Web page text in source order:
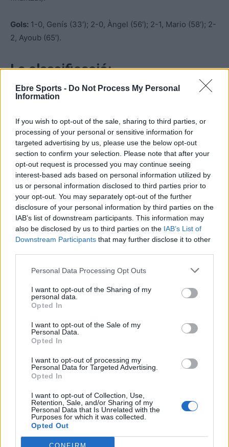
Ebre Sports - Do Not Process My Personal
Information
If you wish to opt-out of the sale, sharing to third parties, or
processing of your personal or sensitive information for
targeted advertising by us, please use the below opt-out
section to confirm your selection. Please note that after your
opt-out request is processed you may continue seeing
interest-based ads based on personal information utilized by
us or personal information disclosed to third parties prior to
your opt-out. You may separately opt-out of the further
disclosure of your personal information by third parties on the
IAB’s list of downstream participants. This information may
also be disclosed by us to third parties on the IAB’s List of
Downstream Participants that may further disclose it to other
Personal Data Processing Opt Outs
I want to opt-out of the Sharing of my
personal data.
Opted In
I want to opt-out of the Sale of my
Personal Data.
Opted In
I want to opt-out of processing my
Personal Data for Targeted Advertising.
Opted In
I want to opt-out of Collection, Use,
Retention, Sale, and/or Sharing of my
Personal Data that Is Unrelated with the
Purposes for which it was collected.
Opted Out
CONFIRM
Gols: 1-0, Genís (33′); 2-0, Àngel (56′); 2-1, Mario (58′); 2-
2, Ayoub (65′).
La classificació:
Podeu veure la classificació després la desena jornada al
inferior:
Article anterior
reconeixen els millors
esportistes de l’Ametlla de
Open de Promoció del Club
Escacs Tortosa